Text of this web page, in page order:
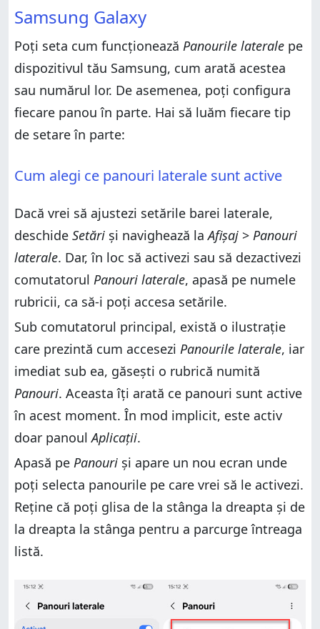
Samsung Galaxy
Poți seta cum funcționează Panourile laterale pe
dispozitivul tău Samsung, cum arată acestea
sau numărul lor. De asemenea, poți configura
fiecare panou în parte. Hai să luăm fiecare tip
de setare în parte:
Cum alegi ce panouri laterale sunt active
Dacă vrei să ajustezi setările barei laterale,
deschide Setări și navighează laAfișaj > Panouri
laterale. Dar, în loc să activezi sau să dezactivezi
comutatorul Panouri laterale, apasă pe numele
rubricii, ca să-i poți accesa setările.
Sub comutatorul principal, există o ilustrație
care prezintă cum accesezi Panourile laterale, iar
imediat sub ea, găsești o rubrică numită
Panouri. Aceasta îți arată ce panouri sunt active
în acest moment. În mod implicit, este activ
doar panoulAplicații.
Apasă pe Panouri și apare un nou ecran unde
poți selecta panourile pe care vrei să le activezi.
Reține că poți glisa de la stânga la dreapta și de
la dreapta la stânga pentru a parcurge întreaga
listă.